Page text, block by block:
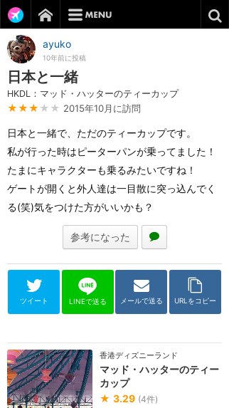
ayuko
10年前に投稿
日本と一緒
HKDL：マッド・ハッターのティーカップ
★★★ ★★ 2015年10月に訪問
日本と一緒で、ただのティーカップです。
私が行った時はピーターパンが乗ってました！
たまにキャラクターも乗るみたいですね！
ゲートが開くと外人達は一目散に突っ込んでく
る(笑)気をつけた方がいいかも？
参考になった
ツイート LINEで送る メールで送る URLをコピー
香港ディズニーランド
マッド・ハッターのティー
カップ
★ 3.29 (4件)